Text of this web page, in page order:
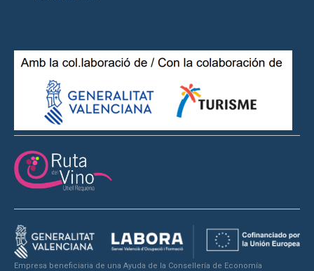
Empresa beneficiaria de una Ayuda de la Consellería de Economía